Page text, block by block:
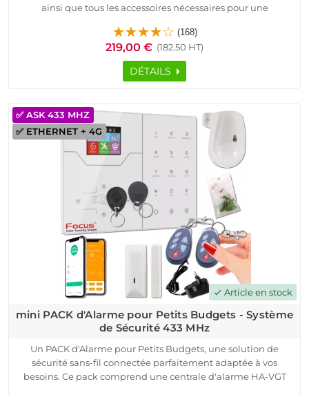
ainsi que tous les accessoires nécessaires pour une
Grâce à notre partenariat avec Meian, un leader de l'industrie
de la sécurité, notre pack garantit une communication
sécurisée et une surveillance efficace. Les détecteurs envoient
des signaux à la centrale en cas de sabotage ou d'intrusion,
notre système offre une couverture étendue pour une
protection complète de votre propriété. De plus, la
compatibilité avec une centrale d'alarme connectée vous
permet de surveiller votre sécurité à distance via une
application mobile dédiée.
(168)
219,00 € (182.50 HT)
DÉTAILS
check Article en stock
✅ ETHERNET + 4G
✅ ASK 433 MHZ
mini PACK d'Alarme pour Petits Budgets - Système
de Sécurité 433 MHz
Un PACK d'Alarme pour Petits Budgets, une solution de
sécurité sans-fil connectée parfaitement adaptée à vos
besoins. Ce pack comprend une centrale d'alarme HA-VGT